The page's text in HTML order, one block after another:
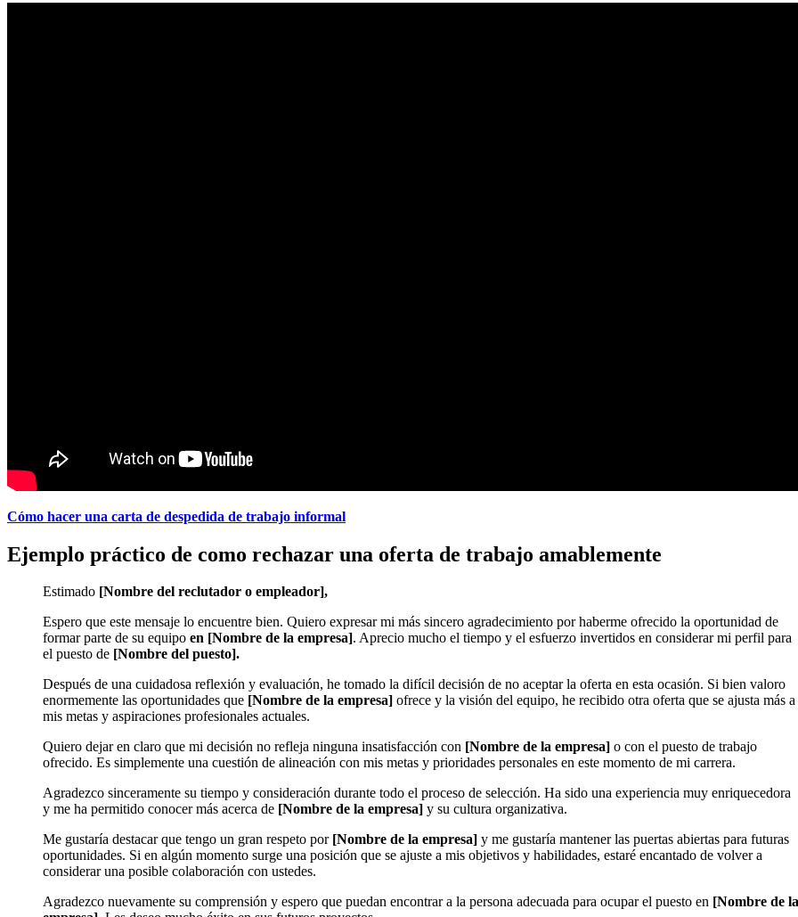
Cómo hacer una carta de despedida de trabajo informal
Ejemplo práctico de como rechazar una oferta de trabajo amablemente
Estimado [Nombre del reclutador o empleador],
Espero que este mensaje lo encuentre bien. Quiero expresar mi más sincero agradecimiento por haberme ofrecido la oportunidad de
formar parte de su equipo en [Nombre de la empresa]. Aprecio mucho el tiempo y el esfuerzo invertidos en considerar mi perfil para
el puesto de [Nombre del puesto].
Después de una cuidadosa reflexión y evaluación, he tomado la difícil decisión de no aceptar la oferta en esta ocasión. Si bien valoro
enormemente las oportunidades que [Nombre de la empresa] ofrece y la visión del equipo, he recibido otra oferta que se ajusta más a
mis metas y aspiraciones profesionales actuales.
Quiero dejar en claro que mi decisión no refleja ninguna insatisfacción con [Nombre de la empresa] o con el puesto de trabajo
ofrecido. Es simplemente una cuestión de alineación con mis metas y prioridades personales en este momento de mi carrera.
Agradezco sinceramente su tiempo y consideración durante todo el proceso de selección. Ha sido una experiencia muy enriquecedora
y me ha permitido conocer más acerca de [Nombre de la empresa] y su cultura organizativa.
Me gustaría destacar que tengo un gran respeto por [Nombre de la empresa] y me gustaría mantener las puertas abiertas para futuras
oportunidades. Si en algún momento surge una posición que se ajuste a mis objetivos y habilidades, estaré encantado de volver a
considerar una posible colaboración con ustedes.
Agradezco nuevamente su comprensión y espero que puedan encontrar a la persona adecuada para ocupar el puesto en [Nombre de la